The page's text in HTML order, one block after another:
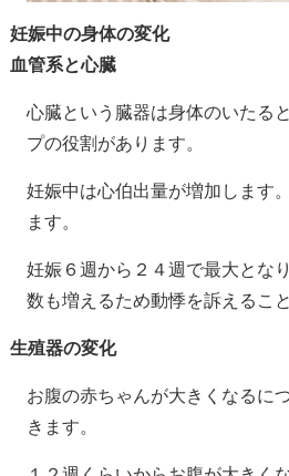
妊娠中の身体の変化
血管系と心臓
心臓という臓器は身体のいたる
プの役割があります。
妊娠中は心伯出量が増加します
ます。
妊娠６週から２４週で最大とな
数も増えるため動悸を訴えるこ
生殖器の変化
お腹の赤ちゃんが大きくなるに
きます。